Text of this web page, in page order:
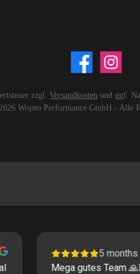
zzgl. Versandkosten und ggf.
Wojsto Performance GmbH - Alle
5 months ago
gutes Team 🙏🏽 haben